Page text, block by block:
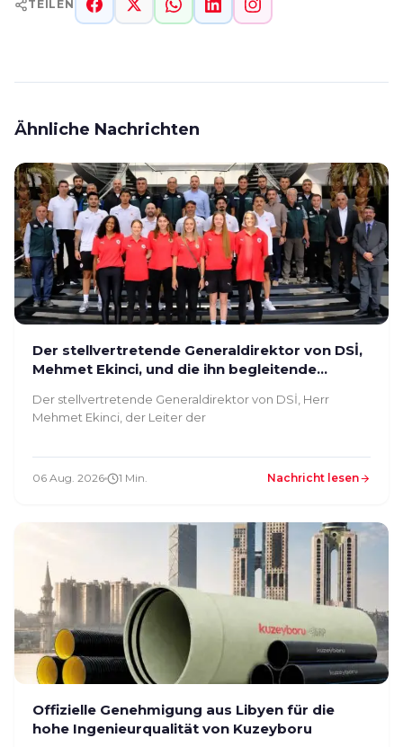
TEILEN
Ähnliche Nachrichten
Der stellvertretende Generaldirektor von DSİ,
Mehmet Ekinci, und die ihn begleitende
Der stellvertretende Generaldirektor von DSİ, Herr
Mehmet Ekinci, der Leiter der
06 Aug. 2026 1 Min. Nachricht lesen
Offizielle Genehmigung aus Libyen für die
hohe Ingenieurqualität von Kuzeyboru